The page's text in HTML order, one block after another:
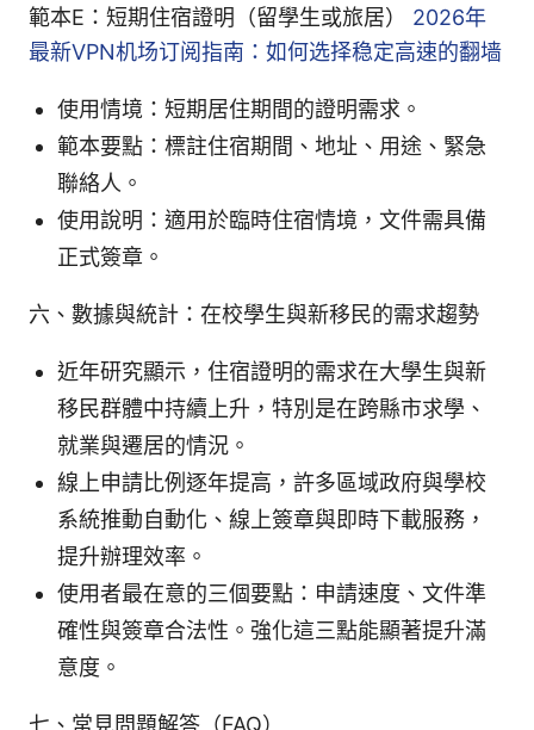
範本E：短期住宿證明（留學生或旅居） 2026年
最新VPN机场订阅指南：如何选择稳定高速的翻墙
使用情境：短期居住期間的證明需求。
範本要點：標註住宿期間、地址、用途、緊急
聯絡人。
使用說明：適用於臨時住宿情境，文件需具備
正式簽章。
六、數據與統計：在校學生與新移民的需求趨勢
近年研究顯示，住宿證明的需求在大學生與新
移民群體中持續上升，特別是在跨縣市求學、
就業與遷居的情況。
線上申請比例逐年提高，許多區域政府與學校
系統推動自動化、線上簽章與即時下載服務，
提升辦理效率。
使用者最在意的三個要點：申請速度、文件準
確性與簽章合法性。強化這三點能顯著提升滿
意度。
七、常見問題解答（FAQ）